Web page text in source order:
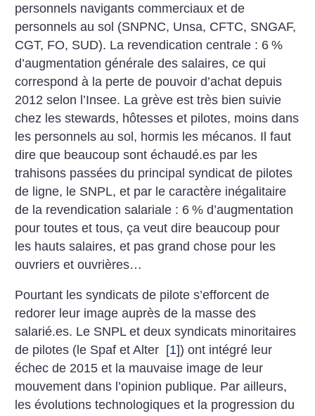
personnels navigants commerciaux et de
personnels au sol (SNPNC, Unsa, CFTC, SNGAF,
CGT, FO, SUD). La revendication centrale : 6 %
d’augmentation générale des salaires, ce qui
correspond à la perte de pouvoir d’achat depuis
2012 selon l’Insee. La grève est très bien suivie
chez les stewards, hôtesses et pilotes, moins dans
les personnels au sol, hormis les mécanos. Il faut
dire que beaucoup sont échaudé.es par les
trahisons passées du principal syndicat de pilotes
de ligne, le SNPL, et par le caractère inégalitaire
de la revendication salariale : 6 % d’augmentation
pour toutes et tous, ça veut dire beaucoup pour
les hauts salaires, et pas grand chose pour les
ouvriers et ouvrières…
Pourtant les syndicats de pilote s’efforcent de
redorer leur image auprès de la masse des
salarié.es. Le SNPL et deux syndicats minoritaires
de pilotes (le Spaf et Alter [1]) ont intégré leur
échec de 2015 et la mauvaise image de leur
mouvement dans l’opinion publique. Par ailleurs,
les évolutions technologiques et la progression du